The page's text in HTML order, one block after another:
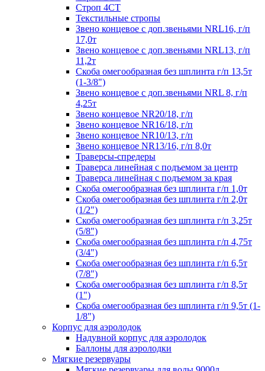
Строп 4СТ
Текстильные стропы
Звено концевое с доп.звеньями NRL16, г/п
17,0т
Звено концевое с доп.звеньями NRL13, г/п
11,2т
Скоба омегообразная без шплинта г/п 13,5т
(1-3/8")
Звено концевое с доп.звеньями NRL 8, г/п
4,25т
Звено концевое NR20/18, г/п
Звено концевое NR16/18, г/п
Звено концевое NR10/13, г/п
Звено концевое NR13/16, г/п 8,0т
Траверсы-спредеры
Траверса линейная с подъемом за центр
Траверса линейная с подъемом за края
Скоба омегообразная без шплинта г/п 1,0т
Скоба омегообразная без шплинта г/п 2,0т
(1/2")
Скоба омегообразная без шплинта г/п 3,25т
(5/8")
Скоба омегообразная без шплинта г/п 4,75т
(3/4")
Скоба омегообразная без шплинта г/п 6,5т
(7/8")
Скоба омегообразная без шплинта г/п 8,5т
(1")
Скоба омегообразная без шплинта г/п 9,5т (1-
1/8")
Корпус для аэролодок
Надувной корпус для аэролодок
Баллоны для аэролодки
Мягкие резервуары